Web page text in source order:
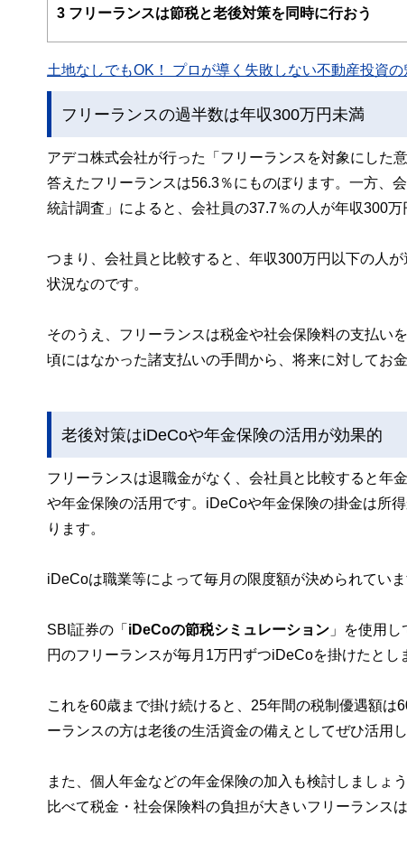
私たちは、快適でより良い生活のアイデアを提供するお金
3 フリーランスは節税と老後対策を同時に行おう
土地なしでもOK！ プロが導く失敗しない不動産投資
フリーランスの過半数は年収300万円未満
アデコ株式会社が行った「フリーランスを対象にした
答えたフリーランスは56.3％にものぼります。一方、
統計調査」によると、会社員の37.7％の人が年収300万
つまり、会社員と比較すると、年収300万円以下の人
状況なのです。
そのうえ、フリーランスは税金や社会保険料の支払い
頃にはなかった諸支払いの手間から、将来に対してお
老後対策はiDeCoや年金保険の活用が効果的
フリーランスは退職金がなく、会社員と比較すると年
や年金保険の活用です。iDeCoや年金保険の掛金は所
ります。
iDeCoは職業等によって毎月の限度額が決められてい
SBI証券の「 iDeCoの節税シミュレーション 」を使用
円のフリーランスが毎月1万円ずつiDeCoを掛けたとし
これを60歳まで掛け続けると、25年間の税制優遇額
ーランスの方は老後の生活資金の備えとしてぜひ活用
また、個人年金などの年金保険の加入も検討しましょ
比べて税金・社会保険料の負担が大きいフリーランス